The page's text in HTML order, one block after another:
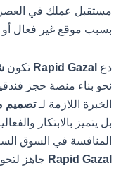
مستقبل عملك في العصر
بسبب موقع غير فعال
دعRapid Gazalتكون
نحو بناء منصة حجز
الخبرة اللازمة لـتصميم
بل يتميز بالابتكار
المنافسة في السوق
Rapid Gazalجاهز